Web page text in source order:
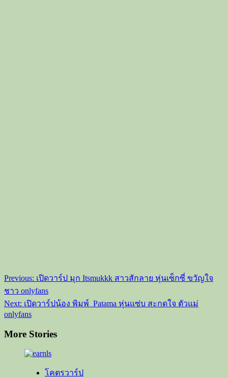
Post
navigation
Previous: เปิดวาร์ป มุก Itsmukkk สาวสักลาย หุ่นเซ็กซี่ ขวัญใจ
ชาว onlyfans
Next: เปิดวาร์ปน้อง พิมพ์ Patama หุ่นแซ่บ สะกดใจ ตัวแม่
onlyfans
More Stories
โคตรวาร์ป